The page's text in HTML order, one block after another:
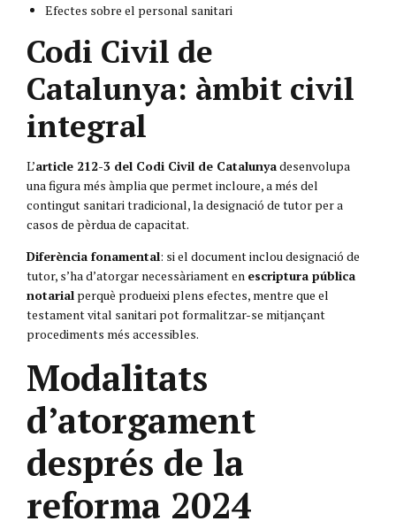
Efectes sobre el personal sanitari
Codi Civil de
Catalunya: àmbit civil
integral
L’article 212-3 del Codi Civil de Catalunyadesenvolupa
una figura més àmplia que permet incloure, a més del
contingut sanitari tradicional, la designació de tutor per a
casos de pèrdua de capacitat.
Diferència fonamental: si el document inclou designació de
tutor, s’ha d’atorgar necessàriament en escriptura pública
notarial perquè produeixi plens efectes, mentre que el
testament vital sanitari pot formalitzar-se mitjançant
procediments més accessibles.
Modalitats
d’atorgament
després de la
reforma 2024